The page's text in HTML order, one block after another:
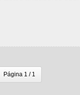
Página 1 / 1